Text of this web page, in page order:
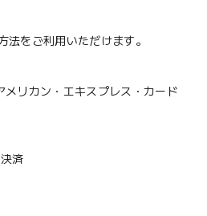
法をご利用いただけます。
リカン・エキスプレス・カード
済